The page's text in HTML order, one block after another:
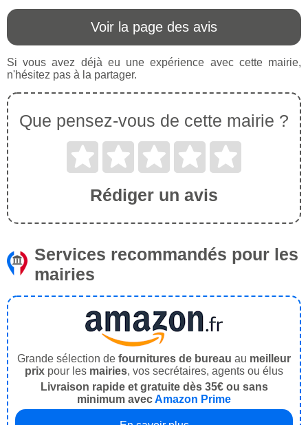
Voir la page des avis
Si vous avez déjà eu une expérience avec cette mairie,
n'hésitez pas à la partager.
Que pensez-vous de cette mairie ?
Rédiger un avis
Services recommandés pour les
mairies
Grande sélection de fournitures de bureau au meilleur
prix pour les mairies, vos secrétaires, agents ou élus
Livraison rapide et gratuite dès 35€ ou sans
minimum avecAmazon Prime